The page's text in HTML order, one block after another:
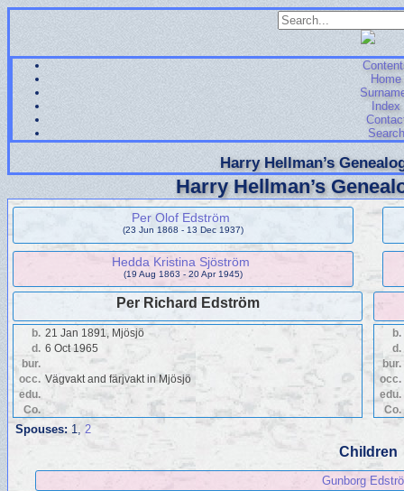
Home
Index
Search
Harry Hellman’s
Harry Hellman’s
Per Olof Edström
(23 Jun 1868 - 13 Dec 1937)
Hedda Kristina Sjöström
(19 Aug 1863 - 20 Apr 1945)
Per Richard Edström
b. 21 Jan 1891, Mjösjö
d. 6 Oct 1965
bur.
occ. Vägvakt and färjvakt in Mjösjö
edu.
Co.
b.
d.
bur.
occ.
edu.
Co.
Spouses: 1, 2
Children
Gunborg